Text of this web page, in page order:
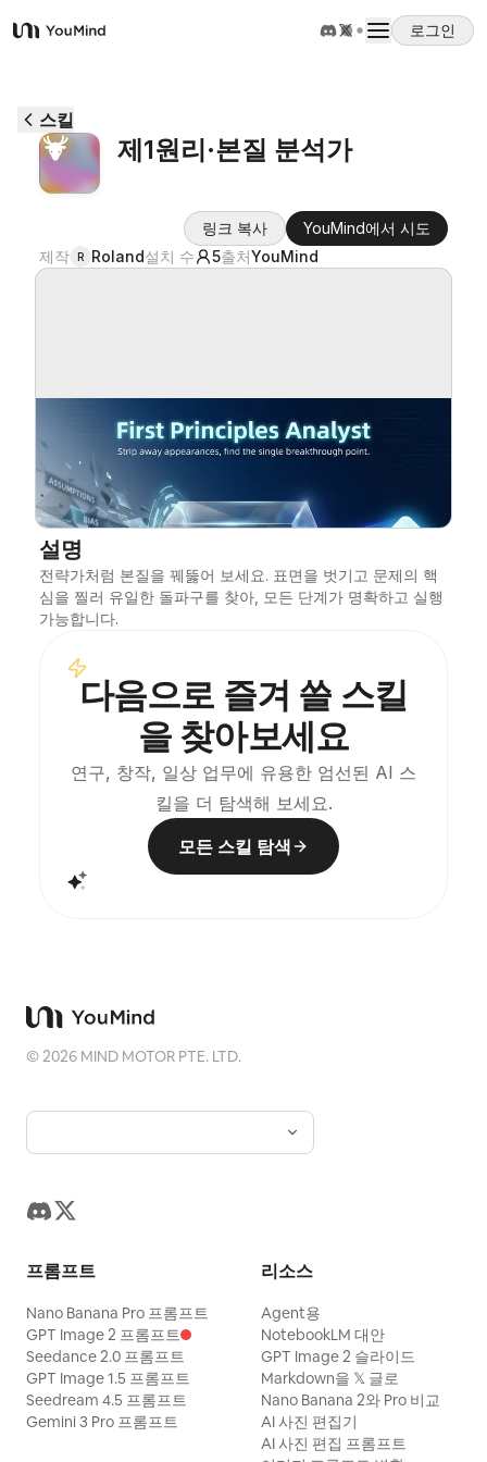
YouMind
로그인
사용 사례
다운로드
블로그
업데이트
스킬
제1원리·본질 분석가
링크 복사
YouMind에서 시도
제작 R Roland설치 수 5출처YouMind
설명
전략가처럼 본질을 꿰뚫어 보세요. 표면을 벗기고 문제의 핵
심을 찔러 유일한 돌파구를 찾아, 모든 단계가 명확하고 실행
가능합니다.
다음으로 즐겨 쓸 스킬
을 찾아보세요
연구, 창작, 일상 업무에 유용한 엄선된 AI 스
킬을 더 탐색해 보세요.
모든 스킬 탐색
©2026 MIND MOTOR PTE. LTD.
프롬프트
Nano Banana Pro 프롬프트
GPT Image 2 프롬프트
Seedance 2.0 프롬프트
GPT Image 1.5 프롬프트
Seedream 4.5 프롬프트
Gemini 3 Pro 프롬프트
리소스
Agent용
NotebookLM 대안
GPT Image 2 슬라이드
Markdown을 𝕏 글로
Nano Banana 2와 Pro 비교
AI 사진 편집기
AI 사진 편집 프롬프트